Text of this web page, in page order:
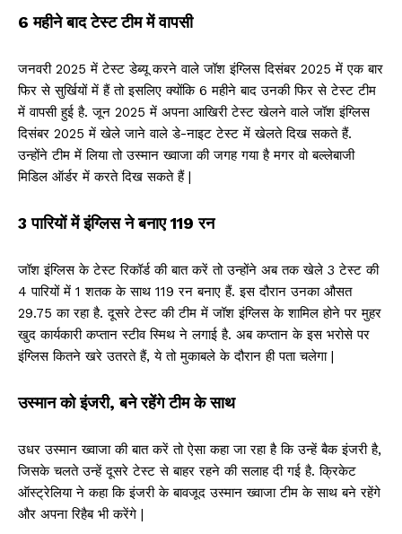
6 महीने बाद टेस्ट टीम में वापसी
जनवरी 2025 में टेस्ट डेब्यू करने वाले जॉश इंग्लिस दिसंबर 2025 में एक बार
फिर से सुर्खियों में हैं तो इसलिए क्योंकि 6 महीने बाद उनकी फिर से टेस्ट टीम
में वापसी हुई है. जून 2025 में अपना आखिरी टेस्ट खेलने वाले जॉश इंग्लिस
दिसंबर 2025 में खेले जाने वाले डे-नाइट टेस्ट में खेलते दिख सकते हैं.
उन्होंने टीम में लिया तो उस्मान ख्वाजा की जगह गया है मगर वो बल्लेबाजी
मिडिल ऑर्डर में करते दिख सकते हैं |
3 पारियों में इंग्लिस ने बनाए 119 रन
जॉश इंग्लिस के टेस्ट रिकॉर्ड की बात करें तो उन्होंने अब तक खेले 3 टेस्ट की
4 पारियों में 1 शतक के साथ 119 रन बनाए हैं. इस दौरान उनका औसत
29.75 का रहा है. दूसरे टेस्ट की टीम में जॉश इंग्लिस के शामिल होने पर मुहर
खुद कार्यकारी कप्तान स्टीव स्मिथ ने लगाई है. अब कप्तान के इस भरोसे पर
इंग्लिस कितने खरे उतरते हैं, ये तो मुकाबले के दौरान ही पता चलेगा |
उस्मान को इंजरी, बने रहेंगे टीम के साथ
उधर उस्मान ख्वाजा की बात करें तो ऐसा कहा जा रहा है कि उन्हें बैक इंजरी है,
जिसके चलते उन्हें दूसरे टेस्ट से बाहर रहने की सलाह दी गई है. क्रिकेट
ऑस्ट्रेलिया ने कहा कि इंजरी के बावजूद उस्मान ख्वाजा टीम के साथ बने रहेंगे
और अपना रिहैब भी करेंगे |